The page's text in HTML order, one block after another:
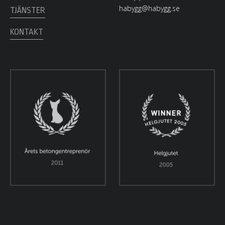
TJÄNSTER
KONTAKT
habygg@habygg.se